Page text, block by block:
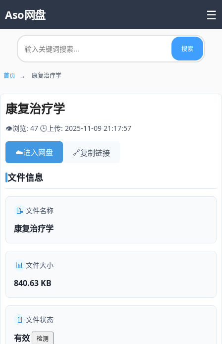
Aso网盘 ☰
首页
📚 热门资源
搜索
首页 → 康复治疗学
康复治疗学
👁️浏览: 47 🕒上传: 2025-11-09 21:17:57
☁️进入网盘 🔗复制链接
文件信息
📝 文件名称
康复治疗学
📊 文件大小
840.63 KB
📄 文件状态
有效 检测